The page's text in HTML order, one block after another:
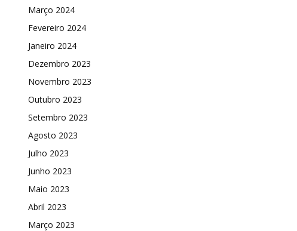
Março 2024
Fevereiro 2024
Janeiro 2024
Dezembro 2023
Novembro 2023
Outubro 2023
Setembro 2023
Agosto 2023
Julho 2023
Junho 2023
Maio 2023
Abril 2023
Março 2023